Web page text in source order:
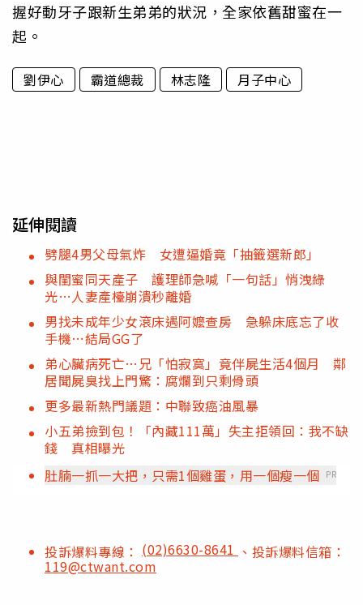
握好動牙子跟新生弟弟的狀況，全家依舊甜蜜在一
起。
劉伊心 霸道總裁 林志隆 月子中心
延伸閱讀
劈腿4男父母氣炸 女遭逼婚竟「抽籤選新郎」
與閨蜜同天產子 護理師急喊「一句話」悄洩綠
光…人妻產檯崩潰秒離婚
男找未成年少女滾床遇阿嬤查房 急躲床底忘了收
手機…結局GG了
弟心臟病死亡…兄「怕寂寞」竟伴屍生活4個月 鄰
居聞屍臭找上門驚：腐爛到只剩骨頭
更多最新熱門議題：中聯致癌油風暴
小五弟撿到包！「內藏111萬」失主拒領回：我不缺
錢 真相曝光
肚腩一抓一大把，只需1個雞蛋，用一個瘦一個 PR
投訴爆料專線： (02)6630-8641 、投訴爆料信箱：
119@ctwant.com